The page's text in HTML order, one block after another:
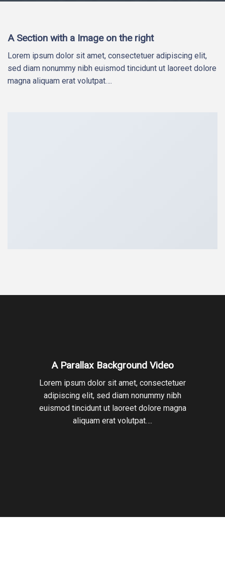
A Section with a Image on the right
Lorem ipsum dolor sit amet, consectetuer adipiscing elit,
sed diam nonummy nibh euismod tincidunt ut laoreet dolore
magna aliquam erat volutpat….
A Parallax Background Video
Lorem ipsum dolor sit amet, consectetuer
adipiscing elit, sed diam nonummy nibh
euismod tincidunt ut laoreet dolore magna
aliquam erat volutpat….